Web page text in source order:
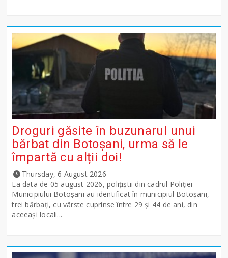
Droguri găsite în buzunarul unui
bărbat din Botoșani, urma să le
împartă cu alții doi!
Thursday, 6 August 2026
La data de 05 august 2026, polițiștii din cadrul Poliției
Municipiului Botoșani au identificat în municipiul Botoșani,
trei bărbați, cu vârste cuprinse între 29 și 44 de ani, din
aceeași locali...